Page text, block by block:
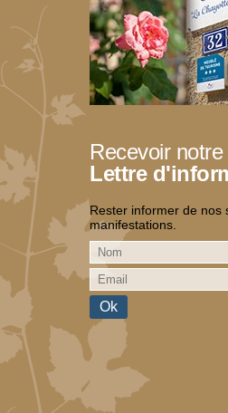
Recevoir notre
Lettre
Rester informer de nos
manifestations.